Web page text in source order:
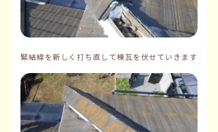
緊結線を新しく打ち直して棟瓦を伏せていきます